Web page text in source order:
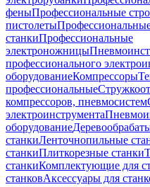
феныПрофессиональные
пистолеты
станкиПрофессиональные
электроножницы
профессионального
оборудованиеКомпрессоры
профессиональные
компрессоров, пневмосистем
электроинструмента
оборудование
станкиЛенточнопильные
станкиПлиткорезные станки
станкиКомплектующие для
станковАксессуары для